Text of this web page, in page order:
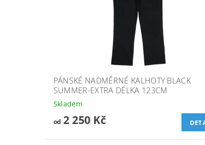
PÁNSKÉ NADMĚRNÉ KALHOTY BLACK
SUMMER-EXTRA DÉLKA 123CM
Skladem
od2 250 Kč